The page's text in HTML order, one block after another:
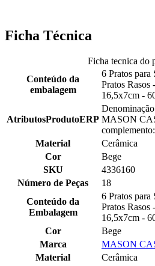
Ficha Técnica
Ficha tecnica do
Conteúdo da
embalagem
6 Pratos para
Pratos
16,5x7cm -
AtributosProdutoERP MASON
Material
Cerâmica
Cor
Bege
SKU
4336160
Número de Peças
18
Conteúdo da
Embalagem
6 Pratos para
Pratos
16,5x7cm -
Cor
Bege
Marca
MASON
Material
Cerâmica